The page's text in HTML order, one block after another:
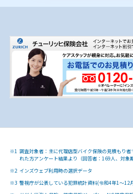
※1 調査対象者：主に代理店型バイク保険の見積もり
れた方アンケート結果より（回答者：169人、対象
※2 インズウェブ利用時の選択データ
※3 警視庁が公表している犯罪統計資料(令和4年1～12